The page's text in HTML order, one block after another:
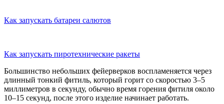
Как запускать батареи салютов
Как запускать пиротехнические ракеты
Большинство небольших фейерверков воспламеняется через
длинный тонкий фитиль, который горит со скоростью 3–5
миллиметров в секунду, обычно время горения фитиля около
10–15 секунд, после этого изделие начинает работать.